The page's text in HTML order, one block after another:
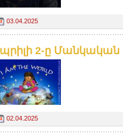
03.04.2025
2-ը Մանկական
02.04.2025